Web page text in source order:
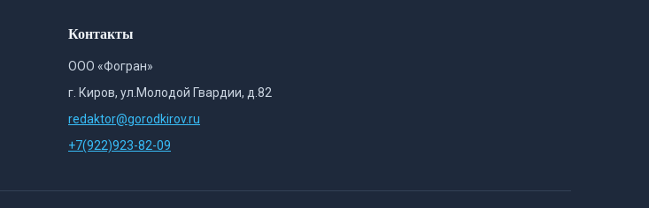
Контакты
ООО «Фогран»
г. Киров, ул.Молодой Гвардии, д.82
redaktor@gorodkirov.ru
+7(922)923-82-09